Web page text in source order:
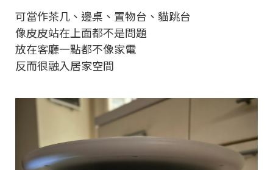
可當作茶几、邊桌、置物台、貓跳台
像皮皮站在上面都不是問題
放在客廳一點都不像家電
反而很融入居家空間